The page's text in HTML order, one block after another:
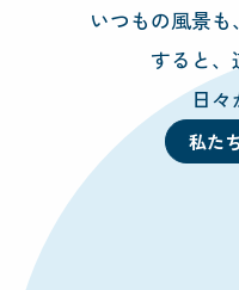
いつもの風景
すると、
日々
私た